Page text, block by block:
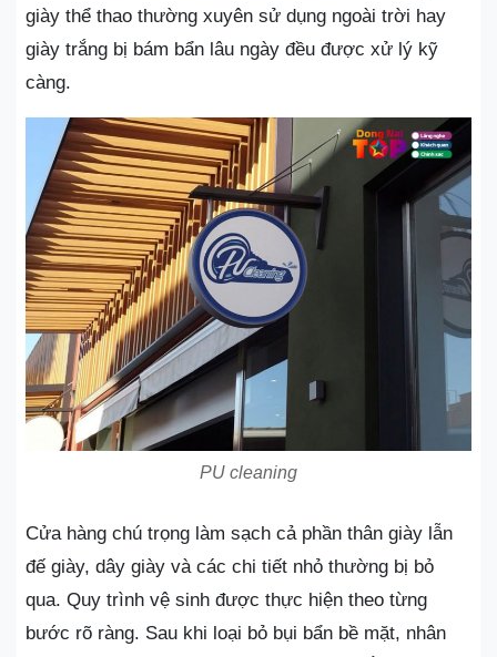
giày thể thao thường xuyên sử dụng ngoài trời hay
giày trắng bị bám bẩn lâu ngày đều được xử lý kỹ
càng.
PU cleaning
Cửa hàng chú trọng làm sạch cả phần thân giày lẫn
đế giày, dây giày và các chi tiết nhỏ thường bị bỏ
qua. Quy trình vệ sinh được thực hiện theo từng
bước rõ ràng. Sau khi loại bỏ bụi bẩn bề mặt, nhân